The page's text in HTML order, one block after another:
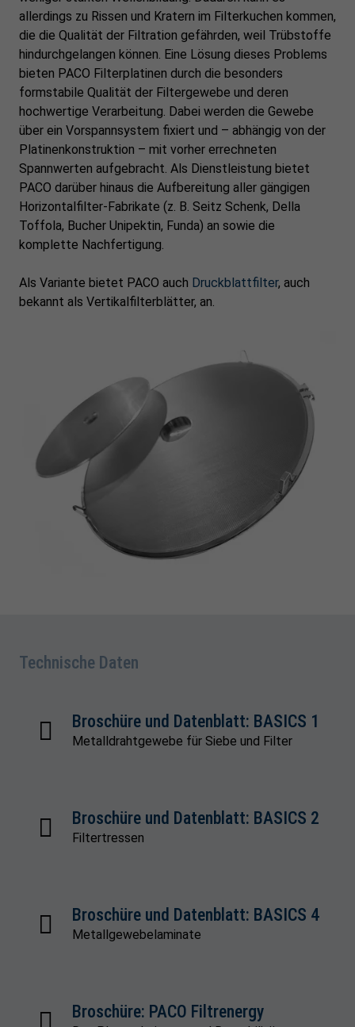
allerdings zu Rissen und Kratern im Filterkuchen kommen,
die die Qualität der Filtration gefährden, weil Trübstoffe
hindurchgelangen können. Eine Lösung dieses Problems
bieten PACO Filterplatinen durch die besonders
formstabile Qualität der Filtergewebe und deren
hochwertige Verarbeitung. Dabei werden die Gewebe
über ein Vorspannsystem fixiert und – abhängig von der
Platinenkonstruktion – mit vorher errechneten
Spannwerten aufgebracht. Als Dienstleistung bietet
PACO darüber hinaus die Aufbereitung aller gängigen
Horizontalfilter-Fabrikate (z. B. Seitz Schenk, Della
Toffola, Bucher Unipektin, Funda) an sowie die
komplette Nachfertigung.
Als Variante bietet PACO auch Druckblattfilter, auch
bekannt als Vertikalfilterblätter, an.
Technische Daten
Broschüre und Datenblatt: BASICS 1
Metalldrahtgewebe für Siebe und Filter
Broschüre und Datenblatt: BASICS 2
Filtertressen
Broschüre und Datenblatt: BASICS 4
Metallgewebelaminate
Broschüre: PACO Filtrenergy